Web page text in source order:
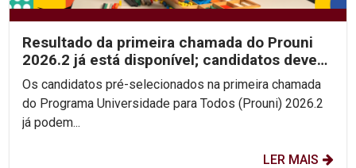
Resultado da primeira chamada do Prouni
2026.2 já está disponível; candidatos devem
enviar...
Os candidatos pré-selecionados na primeira chamada
do Programa Universidade para Todos (Prouni) 2026.2
já podem...
LER MAIS